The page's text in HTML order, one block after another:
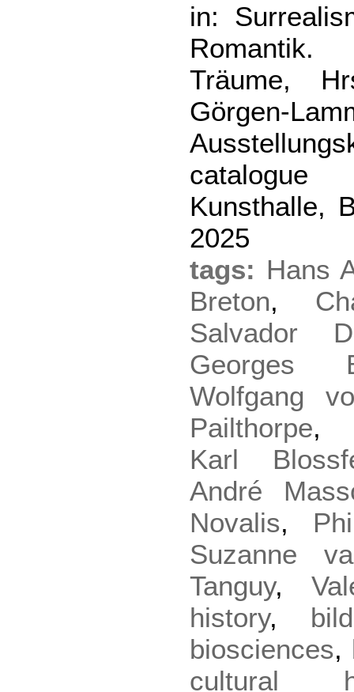
in:
Romantik.
Träume,
Görgen-
Kunsthalle,
2025
tags: Hans
Breton,
Salvador
Georges
Wolfgang
Pailthorpe
Karl
André
Novalis,
Suzanne
Tanguy,
history,
biosciences,
cultural